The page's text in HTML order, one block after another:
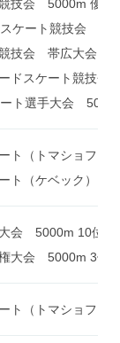
技会 5000m 優勝
ケート競技会
競技会 帯広大会
ードスケート競技
ト選手大会
ト（トマショフ
ト（ケベック）
会 5000m 10位／
大会 5000m 3位
ト（トマショフ